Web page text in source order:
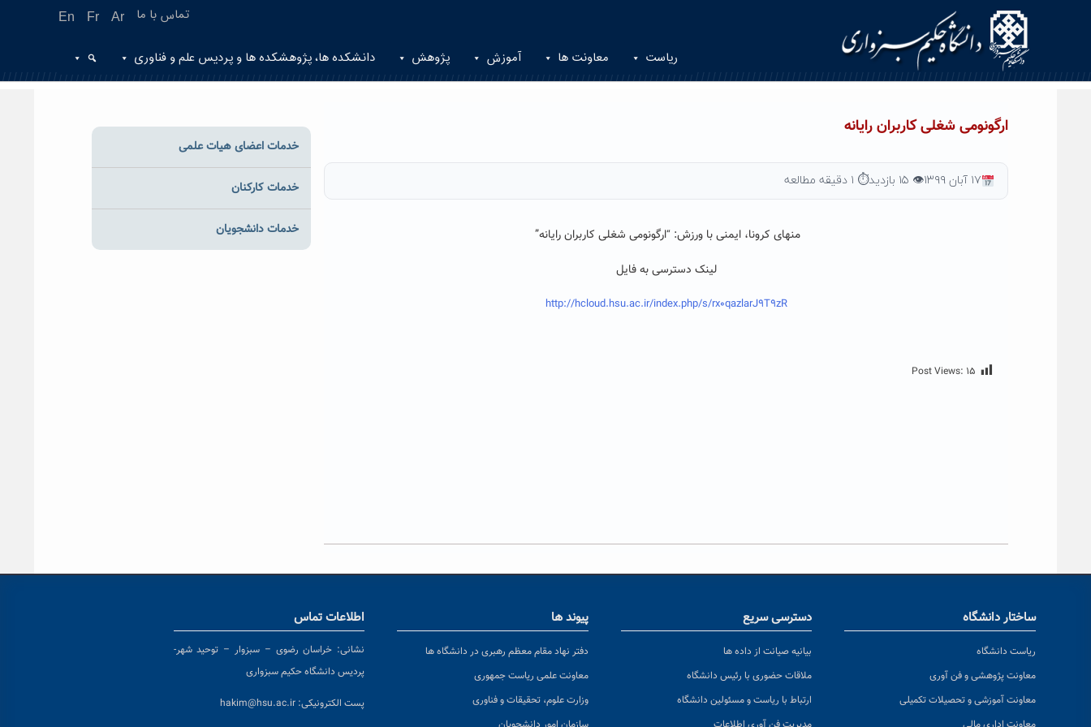
En Fr Ar تماس با ما
ریاست معاونت ها آموزش پژوهش دانشکده ها، پژوهشکده ها و پردیس علم و فناوری
ارگونومی شغلی کاربران رایانه
۱۷ آبان ۱۳۹۹ 👁 ۱۵ بازدید ⏱ ۱ دقیقه مطالعه
منهای کرونا، ایمنی با ورزش: “ارگونومی شغلی کاربران رایانه”
لینک دسترسی به فایل
http://hcloud.hsu.ac.ir/index.php/s/rx0qazlarJ9T9zR
Post Views: ۱۵
خدمات اعضای هیات علمی
خدمات کارکنان
خدمات دانشجویان
ساختار دانشگاه
ریاست دانشگاه
معاونت پژوهشی و فن آوری
معاونت آموزشی و تحصیلات تکمیلی
دسترسی سریع
بیانیه صیانت از داده ها
ملاقات حضوری با رئیس دانشگاه
ارتباط با ریاست و مسئولین دانشگاه
پیوند ها
دفتر نهاد مقام معظم رهبری در دانشگاه ها
معاونت علمی ریاست جمهوری
وزارت علوم، تحقیقات و فناوری
اطلاعات تماس
نشانی: خراسان رضوی – سبزوار – توحید شهر-
پردیس دانشگاه حکیم سبزواری
پست الکترونیکی: hakim@hsu.ac.ir